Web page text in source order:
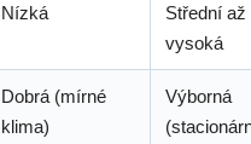
Nízká
Střední až
vysoká
Dobrá (mírné
klima)
Výborná